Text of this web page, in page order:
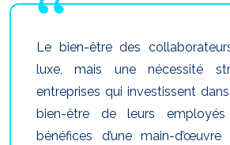
Le bien-être des
luxe, mais une nécessité
entreprises qui investissent
bien-être de leurs
bénéfices d’une main-